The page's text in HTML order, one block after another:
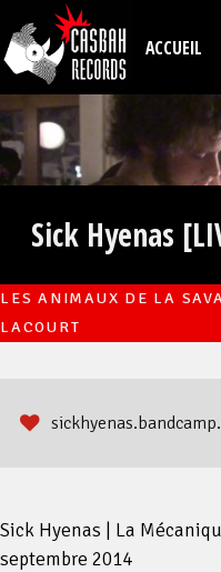
Aller au contenu principal
ACCUEIL
Sick Hyenas
LES ANIMAUX DE LA
LACOURT
Sick Hyenas | La
septembre 2014